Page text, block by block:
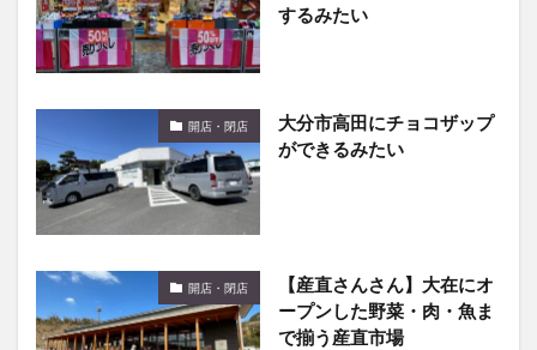
するみたい
開店・閉店
大分市高田にチョコザップ
ができるみたい
開店・閉店
【産直さんさん】大在にオ
ープンした野菜・肉・魚ま
で揃う産直市場